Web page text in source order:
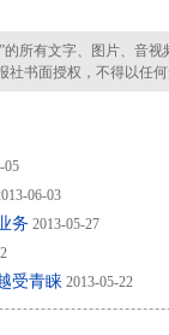
所有文字、图片、音视
社书面授权，不得以任
05
06-03
务 2013-05-27
受青睐 2013-05-22